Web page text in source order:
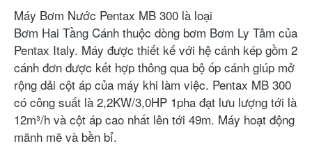
Máy Bơm Nước Pentax MB 300 là loại
Bơm Hai Tầng Cánh thuộc dòng bơm Bơm Ly Tâm của
Pentax Italy. Máy được thiết kế với hệ cánh kép gồm 2
cánh đơn được kết hợp thông qua bộ ốp cánh giúp mở
rộng dải cột áp của máy khi làm việc. Pentax MB 300
có công suất là 2,2KW/3,0HP 1pha đạt lưu lượng tới là
12m³/h và cột áp cao nhất lên tới 49m. Máy hoạt động
mãnh mẽ và bền bỉ.